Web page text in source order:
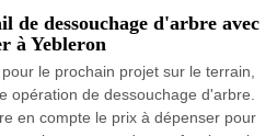
de dessouchage d'arbre avec
à Yebleron
le prochain projet sur le terrain,
opération de dessouchage d'arbre.
en compte le prix à dépenser pour